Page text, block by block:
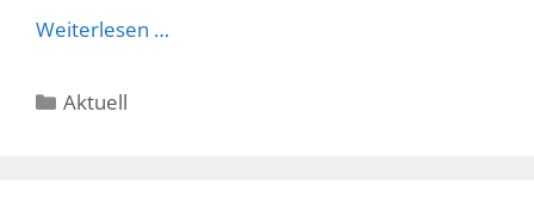
Weiterlesen …
Kategorien
Aktuell